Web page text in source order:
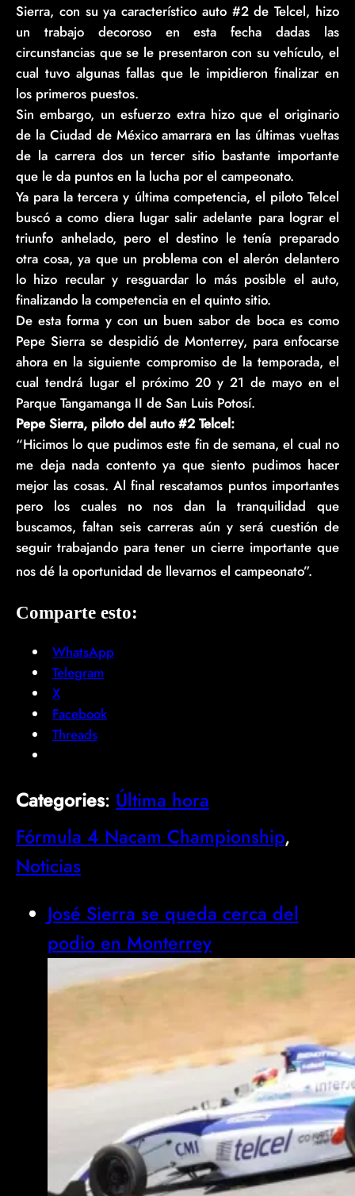
Sierra, con su ya característico auto #2 de Telcel, hizo
un trabajo decoroso en esta fecha dadas las
circunstancias que se le presentaron con su vehículo, el
cual tuvo algunas fallas que le impidieron finalizar en
los primeros puestos.
Sin embargo, un esfuerzo extra hizo que el originario
de la Ciudad de México amarrara en las últimas vueltas
de la carrera dos un tercer sitio bastante importante
que le da puntos en la lucha por el campeonato.
Ya para la tercera y última competencia, el piloto Telcel
buscó a como diera lugar salir adelante para lograr el
triunfo anhelado, pero el destino le tenía preparado
otra cosa, ya que un problema con el alerón delantero
lo hizo recular y resguardar lo más posible el auto,
finalizando la competencia en el quinto sitio.
De esta forma y con un buen sabor de boca es como
Pepe Sierra se despidió de Monterrey, para enfocarse
ahora en la siguiente compromiso de la temporada, el
cual tendrá lugar el próximo 20 y 21 de mayo en el
Parque Tangamanga II de San Luis Potosí.
Pepe Sierra, piloto del auto #2 Telcel:
“Hicimos lo que pudimos este fin de semana, el cual no
me deja nada contento ya que siento pudimos hacer
mejor las cosas. Al final rescatamos puntos importantes
pero los cuales no nos dan la tranquilidad que
buscamos, faltan seis carreras aún y será cuestión de
seguir trabajando para tener un cierre importante que
nos dé la oportunidad de llevarnos el campeonato”.
Comparte esto:
WhatsApp
Telegram
X
Facebook
Threads
Categories: Última hora
Fórmula 4 Nacam Championship
Noticias
José Sierra se queda cerca del
podio en Monterrey